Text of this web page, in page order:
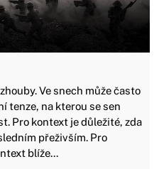
Ve snech může často
tenze, na kterou se sen
Pro kontext je důležité, zda
přeživším. Pro
blíže...